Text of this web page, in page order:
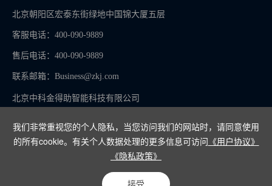
我们非常重视您的个人隐私，当您访问我们的网站时，请同意使用
的所有cookie。有关个人数据处理的更多信息可访问 《用户协议》
《隐私政策》
北京朝阳区宏泰东街绿地中国锦大厦五层
客服电话：400-090-9889
售后电话：400-090-9889
联系邮箱： Business@zkj.com
北京中科金得助智能科技有限公司
京ICP备16065273号-9
Copyright © 2024